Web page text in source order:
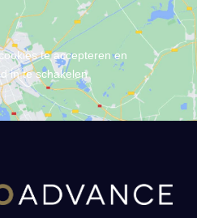
te accepteren en
in te schakelen